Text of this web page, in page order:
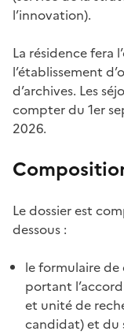
l’innovation).
La résidence fera
l’établissement
d’archives. Les
compter du 1er
2026.
Le dossier est
dessous :
le formulaire de
portant
et unité de
candidat) et du